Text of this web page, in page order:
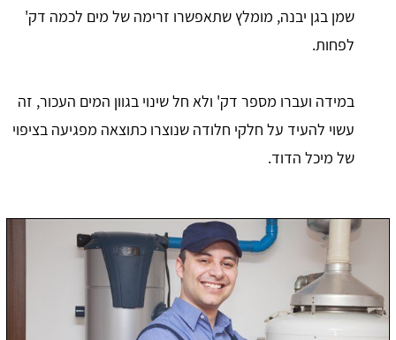
שמן בגן יבנה, מומלץ שתאפשרו זרימה של מים לכמה דק'
לפחות.
במידה ועברו מספר דק' ולא חל שינוי בגוון המים העכור, זה
עשוי להעיד על חלקי חלודה שנוצרו כתוצאה מפגיעה בציפוי
של מיכל הדוד.